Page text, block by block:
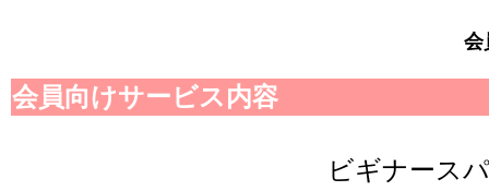
会
会員向けサービス内容
ビギナース